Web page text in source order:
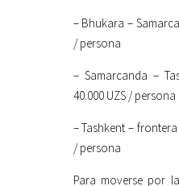
– Bhukara –
/ persona
– Samarcanda –
40.000 UZS / persona
– Tashkent –
/ persona
Para moverse por